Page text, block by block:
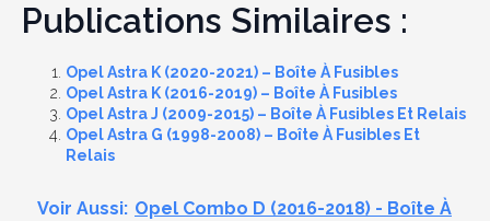
Publications Similaires :
Opel Astra K (2020-2021) – Boîte À Fusibles
Opel Astra K (2016-2019) – Boîte À Fusibles
Opel Astra J (2009-2015) – Boîte À Fusibles Et Relais
Opel Astra G (1998-2008) – Boîte À Fusibles Et
Relais
Voir Aussi: Opel Combo D (2016-2018) - Boîte À